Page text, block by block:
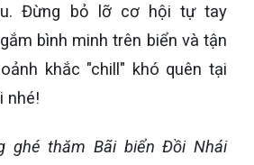
Đừng bỏ lỡ cơ hội tự tay
bình minh trên biển và tận
khắc "chill" khó quên tại
nhé!
ghé thăm Bãi biển Đồi Nhái